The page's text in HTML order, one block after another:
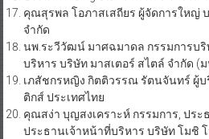
คุณสุรพล โอภาสเสถียร ผู้จัดการใหญ่
จำกัด
นพ.ระวีวัฒน์ มาศฉมาดล กรรมการบ
บริหาร บริษัท มาสเตอร์ สไตล์ จำกัด (
เภสัชกรหญิง กิตติวรรณ รัตนจันทร์ ผู้บ
ติกส์ ประเทศไทย
คุณสง่า บุญสงเคราะห์ กรรมการ, ปร
ประธานเจ้าหน้าที่บริหาร บริษัท โมชิ